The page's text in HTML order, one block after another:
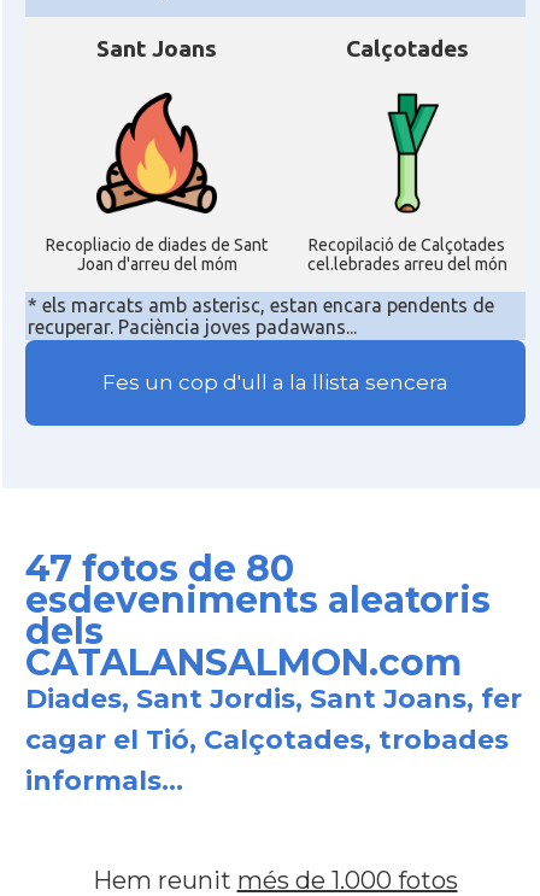
Sant Joans
Recopliacio de diades de Sant
Joan d'arreu del móm
Calçotades
Recopilació de Calçotades
cel.lebrades arreu del món
* els marcats amb asterisc, estan encara pendents de
recuperar. Paciència joves padawans...
Fes un cop d'ull a la llista sencera
47 fotos de 80
esdeveniments aleatoris
dels
CATALANSALMON.com
Diades, Sant Jordis, Sant Joans, fer
cagar el Tió, Calçotades, trobades
informals...
Hem reunit més de 1.000 fotos